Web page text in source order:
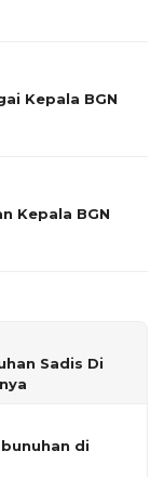
Kepala BGN
Kepala BGN
Sadis Di
di